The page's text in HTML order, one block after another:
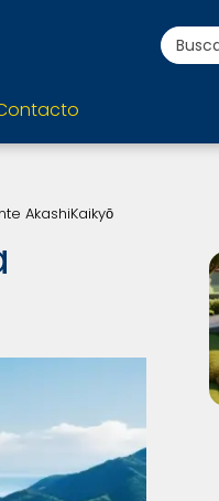
AkashiKaikyō